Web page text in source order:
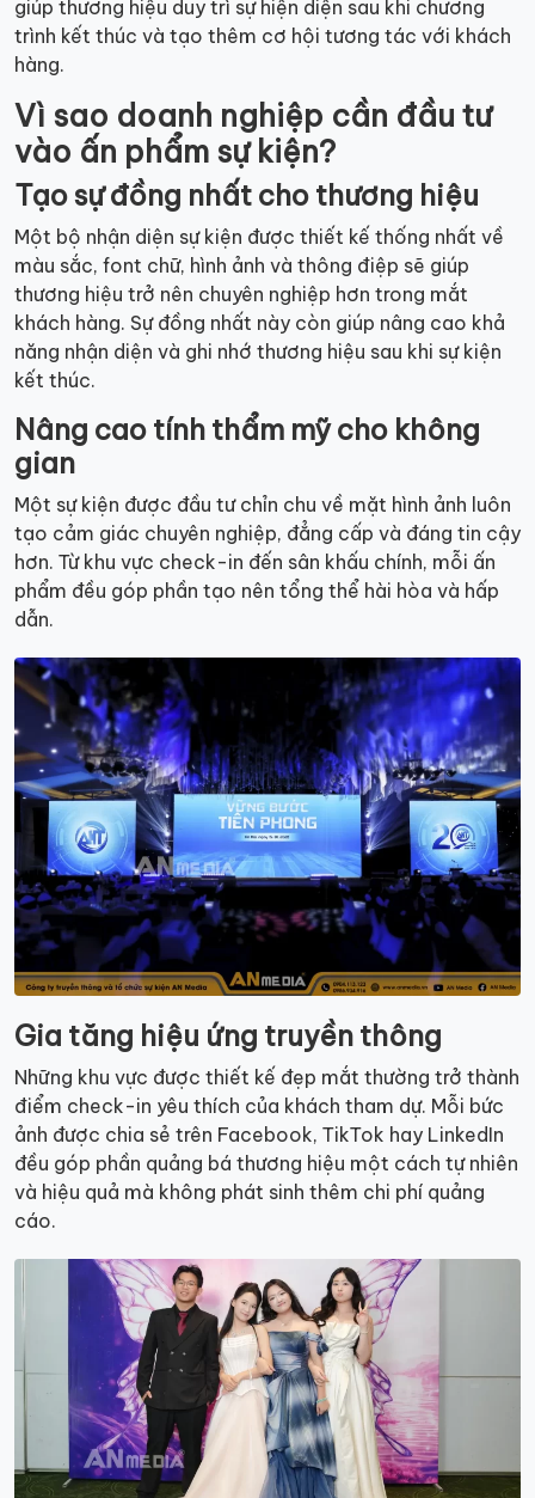
giúp thương hiệu duy trì sự hiện diện sau khi chương
trình kết thúc và tạo thêm cơ hội tương tác với khách
hàng.
Vì sao doanh nghiệp cần đầu tư
vào ấn phẩm sự kiện?
Tạo sự đồng nhất cho thương hiệu
Một bộ nhận diện sự kiện được thiết kế thống nhất về
màu sắc, font chữ, hình ảnh và thông điệp sẽ giúp
thương hiệu trở nên chuyên nghiệp hơn trong mắt
khách hàng. Sự đồng nhất này còn giúp nâng cao khả
năng nhận diện và ghi nhớ thương hiệu sau khi sự kiện
kết thúc.
Nâng cao tính thẩm mỹ cho không
gian
Một sự kiện được đầu tư chỉn chu về mặt hình ảnh luôn
tạo cảm giác chuyên nghiệp, đẳng cấp và đáng tin cậy
hơn. Từ khu vực check-in đến sân khấu chính, mỗi ấn
phẩm đều góp phần tạo nên tổng thể hài hòa và hấp
dẫn.
Gia tăng hiệu ứng truyền thông
Những khu vực được thiết kế đẹp mắt thường trở thành
điểm check-in yêu thích của khách tham dự. Mỗi bức
ảnh được chia sẻ trên Facebook, TikTok hay LinkedIn
đều góp phần quảng bá thương hiệu một cách tự nhiên
và hiệu quả mà không phát sinh thêm chi phí quảng
cáo.